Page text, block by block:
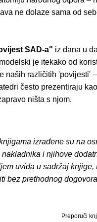
ne dolaze sama od
SAD-a" iz dana u
je itekako od
naših različitih 'povijesti'
često prezentiraju
ništa s njom.
izrađene su na
i njihove
uvida u sadržaj knjige,
bez prethodnog
Preporuči